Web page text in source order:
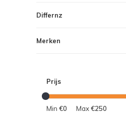
Differnz
Merken
Prijs
Min €0 Max€250